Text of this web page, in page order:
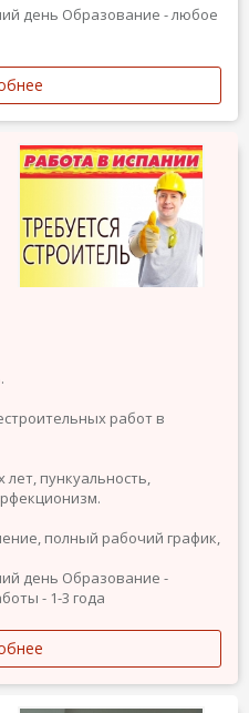
день Образование - любое
работ в
пункуальность,
полный рабочий график,
день Образование -
- 1-3 года